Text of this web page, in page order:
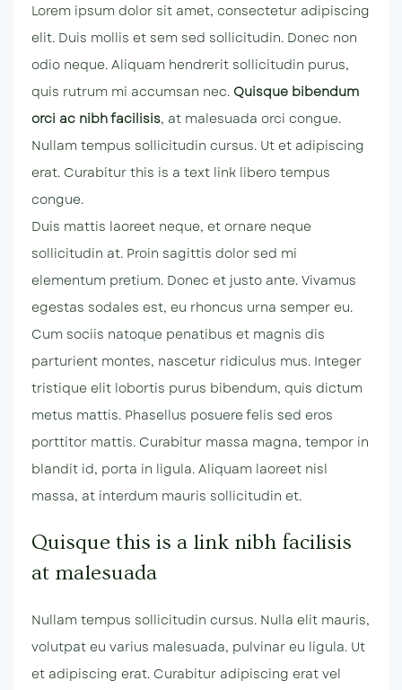
Lorem ipsum dolor sit amet, consectetur adipiscing
elit. Duis mollis et sem sed sollicitudin. Donec non
odio neque. Aliquam hendrerit sollicitudin purus,
quis rutrum mi accumsan nec. Quisque bibendum
orci ac nibh facilisis, at malesuada orci congue.
Nullam tempus sollicitudin cursus. Ut et adipiscing
erat. Curabitur this is a text link libero tempus
congue.
Duis mattis laoreet neque, et ornare neque
sollicitudin at. Proin sagittis dolor sed mi
elementum pretium. Donec et justo ante. Vivamus
egestas sodales est, eu rhoncus urna semper eu.
Cum sociis natoque penatibus et magnis dis
parturient montes, nascetur ridiculus mus. Integer
tristique elit lobortis purus bibendum, quis dictum
metus mattis. Phasellus posuere felis sed eros
porttitor mattis. Curabitur massa magna, tempor in
blandit id, porta in ligula. Aliquam laoreet nisl
massa, at interdum mauris sollicitudin et.
Quisque this is a link nibh facilisis
at malesuada
Nullam tempus sollicitudin cursus. Nulla elit mauris,
volutpat eu varius malesuada, pulvinar eu ligula. Ut
et adipiscing erat. Curabitur adipiscing erat vel